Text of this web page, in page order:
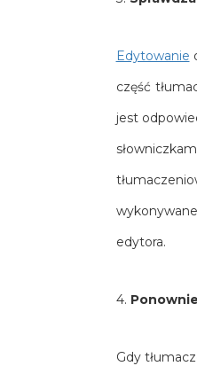
Edytowanie
część
jest
edytora.
4.
Gdy